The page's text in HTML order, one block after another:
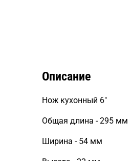
Описание
Нож кухонный 6"
Общая длина - 295 мм
Ширина - 54 мм